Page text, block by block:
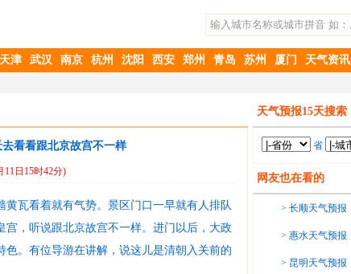
天津 武汉 南京 杭州 沈阳 西安 郑州 青岛 苏州 厦门 天气资讯
看看跟北京故宫不一样
11日15时42分)
瓦看着就有气势。景区门口一早就有人排队
，听说跟北京故宫不一样。进门以后，大政
。有位导游在讲解，说这儿是清朝入关前的
天气预报15天搜索
省
网友也在看的
> 长顺天气预报
> 惠水天气预报
> 昆明天气预报